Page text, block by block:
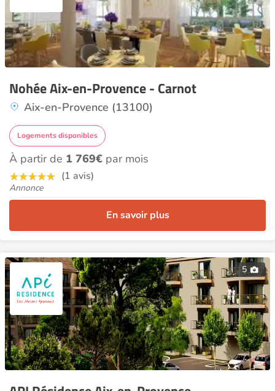
Nohée Aix-en-Provence - Carnot
Aix-en-Provence (13100)
Logements disponibles
À partir de 1 769€ par mois
(1 avis)
Annonce
En savoir plus
5